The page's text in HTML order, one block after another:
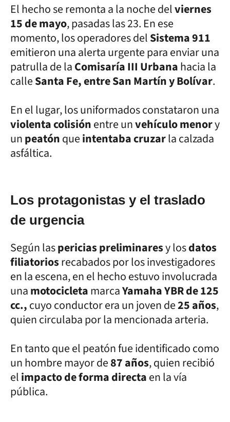
El hecho se remonta a la noche delviernes
15 de mayo, pasadas las 23. En ese
momento, los operadores delSistema 911
emitieron una alerta urgente para enviar una
patrulla de laComisaría III Urbanahacia la
calleSanta Fe, entre San Martín y Bolívar.
En el lugar, los uniformados constataron una
violenta colisiónentre unvehículo menory
unpeatónqueintentaba cruzarla calzada
asfáltica.
Los protagonistas y el traslado
de urgencia
Según laspericias preliminaresy losdatos
filiatoriosrecabados por los investigadores
en la escena, en el hecho estuvo involucrada
unamotocicletamarcaYamaha YBR de 125
cc.,cuyo conductor era un joven de25 años,
quien circulaba por la mencionada arteria.
En tanto que el peatón fue identificado como
un hombre mayor de87 años, quien recibió
elimpacto de forma directaen la vía
pública.